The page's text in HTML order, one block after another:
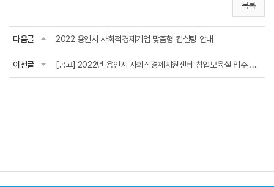
목록
다음글 2022 용인시 사회적경제기업 맞춤형 컨설팅 안내
이전글 [공고] 2022년 용인시 사회적경제지원센터 창업보육실 입주 팀 모집 공고(마감:4월24일...